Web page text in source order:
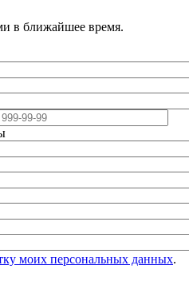
в ближайшее время.
моих персональных данных.